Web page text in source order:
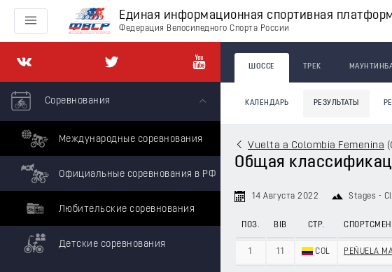
Единая информационная спортивная
Федерация Велосипедного Спорта России
Соревнования
Международные соревнования
Официальные соревнования в РФ
Любительские соревнования
Детские соревнования
ШОССЕ ТРЕК
КАЛЕНДАРЬ РЕЗУЛЬТАТЫ
Vuelta a Colombia Femenina (
Общая
14 Августа 2022 Stages -
ПОЗ. BIB СТР. СПОРТСМЕН
1 11 COL PEÑUELA